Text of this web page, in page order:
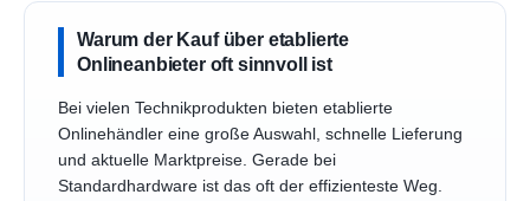
Warum der Kauf über etablierte
Onlineanbieter oft sinnvoll ist
Bei vielen Technikprodukten bieten etablierte
Onlinehändler eine große Auswahl, schnelle Lieferung
und aktuelle Marktpreise. Gerade bei
Standardhardware ist das oft der effizienteste Weg.